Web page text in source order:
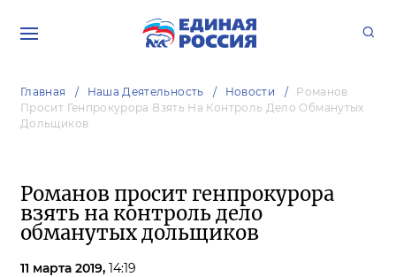
Главная Наша Деятельность Новости
Романов
Просит Генпрокурора Взять На Контроль Дело Обманутых
Дольщиков
Романов просит генпрокурора
взять на контроль дело
обманутых дольщиков
11 марта 2019, 14:19